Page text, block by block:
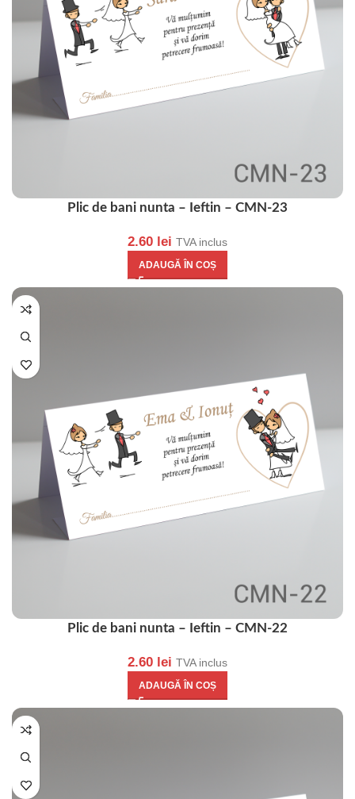
Plic de bani nunta – Ieftin – CMN-23
2.60 lei TVA inclus
ADAUGĂ ÎN COȘ
Plic de bani nunta – Ieftin – CMN-22
2.60 lei TVA inclus
ADAUGĂ ÎN COȘ